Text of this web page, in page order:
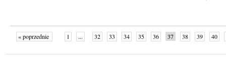
« poprzednie 1 ... 32 33 34 35 36 37 38 39 40